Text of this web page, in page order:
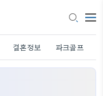
결혼정보 파크골프